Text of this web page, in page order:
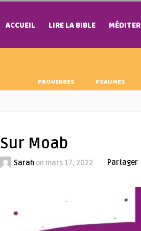
ACCUEIL LIRE LA BIBLE MÉDITER
PROVERBES PSAUMES
Sur Moab
Sarah on mars 17, 2022 Partager